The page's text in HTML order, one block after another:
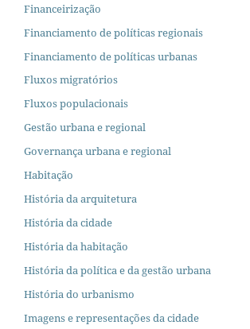
Financeirização
Financiamento de políticas regionais
Financiamento de políticas urbanas
Fluxos migratórios
Fluxos populacionais
Gestão urbana e regional
Governança urbana e regional
Habitação
História da arquitetura
História da cidade
História da habitação
História da política e da gestão urbana
História do urbanismo
Imagens e representações da cidade